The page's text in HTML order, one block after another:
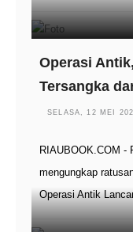
Operasi
Tersangka
SELASA, 12 MEI
RIAUBOOK.COM -
mengungkap
Operasi Antik